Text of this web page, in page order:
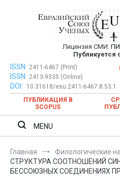
Евразийский
публикация
ежемесячном
Лицензия СМИ:
Публикуется
Евразийский Союз Ученых —
ежемесячном
ISSN: 2411-6467 (Print)
ISSN: 2413-9335 (Online)
DOI:
10.31618/esu.2411-6467.8.53.1
ПУБЛИКАЦИЯ В
SCOPUS
MENU
Главная
Филологические
СТРУКТУРА СООТНОШЕНИЙ
БЕССОЮЗНЫХ СОЕДИНЕНИЯХ